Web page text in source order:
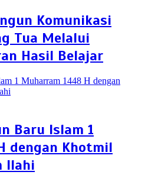
Komunikasi
Tua Melalui
Hasil Belajar
Baru Islam 1
dengan Khotmil
Ilahi